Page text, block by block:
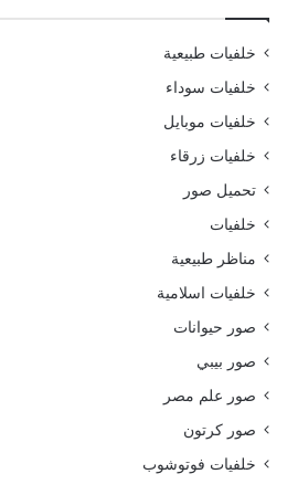
خلفيات طبيعية
خلفيات سوداء
خلفيات موبايل
خلفيات زرقاء
تحميل صور
خلفيات
مناظر طبيعية
خلفيات اسلامية
صور حيوانات
صور بيبي
صور علم مصر
صور كرتون
خلفيات فوتوشوب